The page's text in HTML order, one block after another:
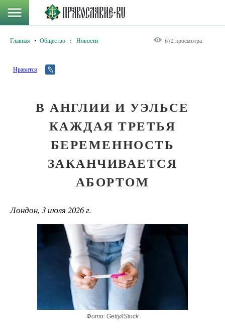
Главная Общество : Новости 672 просмотра
Нравится
В АНГЛИИ И УЭЛЬСЕ
КАЖДАЯ ТРЕТЬЯ
БЕРЕМЕННОСТЬ
ЗАКАНЧИВАЕТСЯ
АБОРТОМ
Лондон, 3 июля 2026 г.
Фото: Getty/iStock